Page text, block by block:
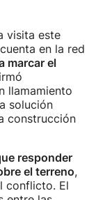
visita este
en la red
marcar el
llamamiento
solución
construcción
responder
el terreno,
conflicto. El